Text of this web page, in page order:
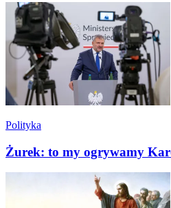
Polityka
Żurek: to my ogrywamy